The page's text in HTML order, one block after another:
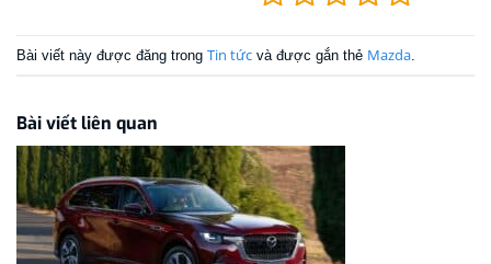
Bài viết này được đăng trong Tin tức và được gắn thẻ Mazda
Bài viết liên quan